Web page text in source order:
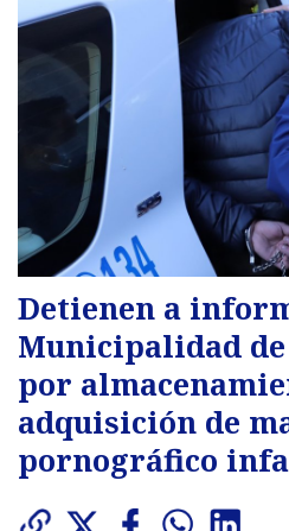
Detienen a
Municipalidad
por
adquisición de
pornográfico